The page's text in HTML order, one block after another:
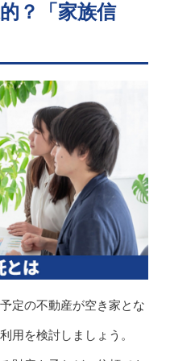
？「家族信
定の不動産が空き家とな
用を検討しましょう。